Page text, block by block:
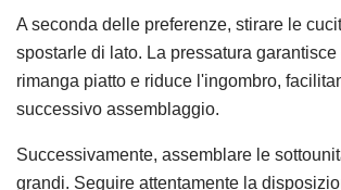
A seconda delle preferenze, stirare le
spostarle di lato. La pressatura
rimanga piatto e riduce l'ingombro,
successivo assemblaggio.
Successivamente, assemblare le
grandi. Seguire attentamente la